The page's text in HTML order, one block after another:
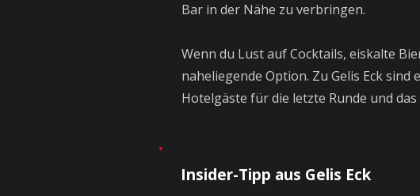
Bar in der Nähe zu verbringen.
Wenn du Lust auf Cocktails, eiskalte
naheliegende Option. Zu Gelis Eck sind
Hotelgäste für die letzte Runde und das
Insider-Tipp aus Gelis Eck